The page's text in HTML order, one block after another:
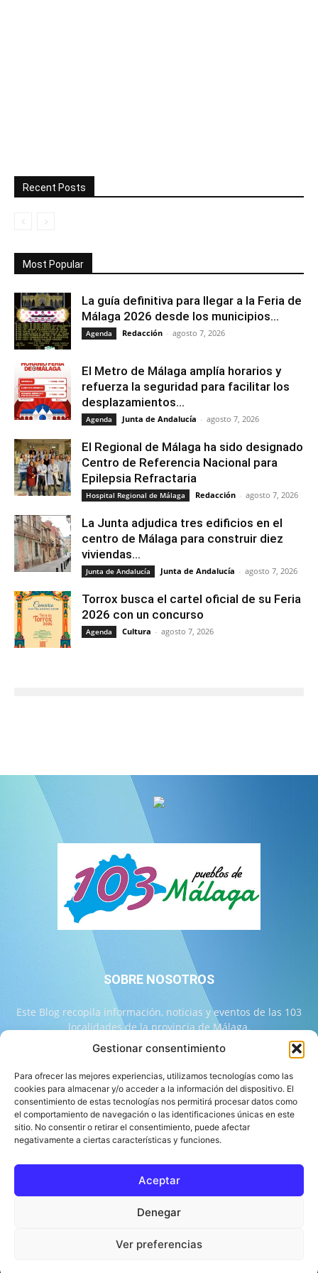
Gestionar consentimiento
Para ofrecer las mejores experiencias, utilizamos tecnologías como las
cookies para almacenar y/o acceder a la información del dispositivo. El
consentimiento de estas tecnologías nos permitirá procesar datos como
el comportamiento de navegación o las identificaciones únicas en este
sitio. No consentir o retirar el consentimiento, puede afectar
negativamente a ciertas características y funciones.
Aceptar
Denegar
Ver preferencias
Recent Posts
Most Popular
La guía definitiva para llegar a la Feria de
Málaga 2026 desde los municipios...
Agenda Redacción - agosto 7, 2026
El Metro de Málaga amplía horarios y
refuerza la seguridad para facilitar los
desplazamientos...
Agenda Junta de Andalucía - agosto 7, 2026
El Regional de Málaga ha sido designado
Centro de Referencia Nacional para
Epilepsia Refractaria
Hospital Regional de Málaga Redacción - agosto 7, 2026
La Junta adjudica tres edificios en el
centro de Málaga para construir diez
viviendas...
Junta de Andalucía Junta de Andalucía - agosto 7, 2026
Torrox busca el cartel oficial de su Feria
2026 con un concurso
Agenda Cultura - agosto 7, 2026
SOBRE NOSOTROS
Este Blog recopila información, noticias y eventos de las 103
localidades de la provincia de Málaga.
Contáctanos: info@103malaga.com
SÍGUENOS
Equipo de 103 Málaga
Aviso Legal